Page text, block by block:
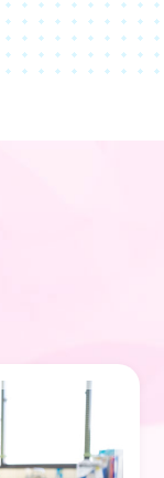
クでは、発熱
者様との接触
に、 前もっ
やインフル
っておりま
て
して、必要